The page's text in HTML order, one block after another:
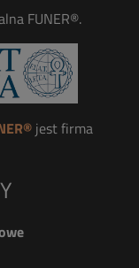
FUNER®.
jest firma